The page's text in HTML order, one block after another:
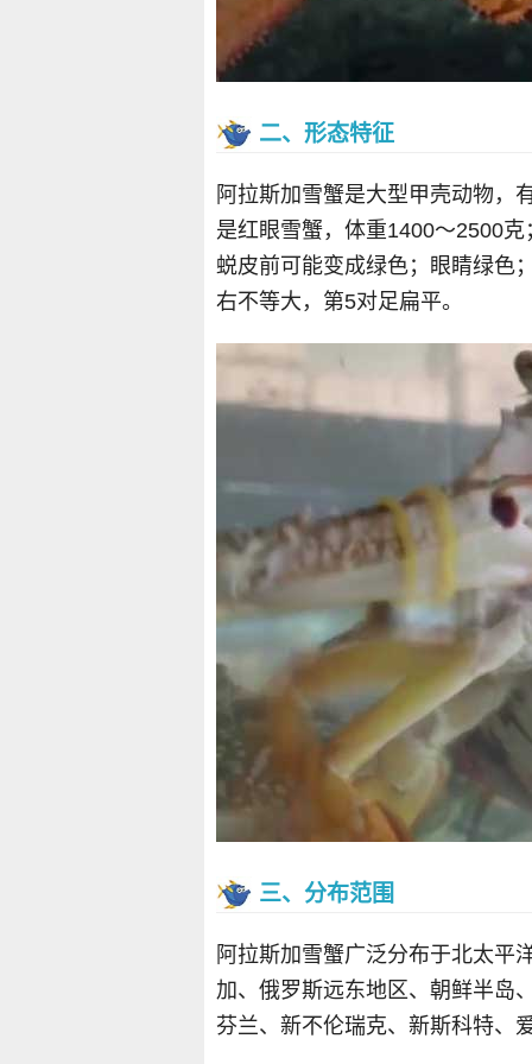
二、形态特征
阿拉斯加雪蟹是大型甲壳动物，
是红眼雪蟹，体重1400～2500
蜕皮前可能变成绿色；眼睛绿色
右不等大，第5对足扁平。
三、分布范围
阿拉斯加雪蟹广泛分布于北太平
加、俄罗斯远东地区、朝鲜半岛
芬兰、新不伦瑞克、新斯科特、